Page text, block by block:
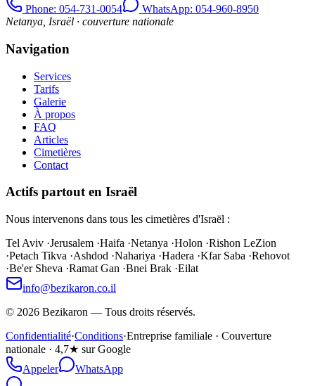
Phone: 054-731-0054
WhatsApp: 054-960-8950
Netanya, Israël · couverture nationale
Navigation
Services
Tarifs
Galerie
À propos
FAQ
Articles
Cimetières
Contact
Actifs partout en Israël
Nous intervenons dans tous les cimetières d'Israël :
Tel Aviv ·Jerusalem ·Haifa ·Netanya ·Holon ·Rishon LeZion
·Petach Tikva ·Ashdod ·Nahariya ·Hadera ·Kfar Saba ·Rehovot
·Be'er Sheva ·Ramat Gan ·Bnei Brak ·Eilat
info@bezikaron.co.il
© 2026 Bezikaron — Tous droits réservés.
Confidentialité·Conditions·Entreprise familiale · Couverture
nationale · 4,7★ sur Google
Appeler
WhatsApp